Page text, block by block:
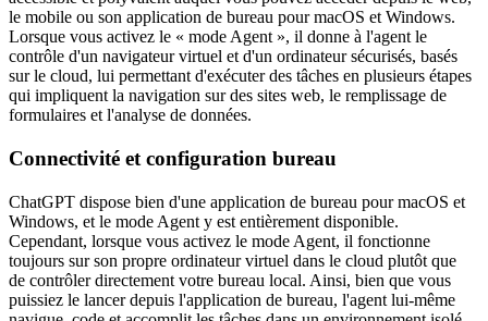
le mobile ou son application de bureau pour macOS et Windows.
Lorsque vous activez le « mode Agent », il donne à l'agent le
contrôle d'un navigateur virtuel et d'un ordinateur sécurisés, basés
sur le cloud, lui permettant d'exécuter des tâches en plusieurs étapes
qui impliquent la navigation sur des sites web, le remplissage de
formulaires et l'analyse de données.
Connectivité et configuration bureau
ChatGPT dispose bien d'une application de bureau pour macOS et
Windows, et le mode Agent y est entièrement disponible.
Cependant, lorsque vous activez le mode Agent, il fonctionne
toujours sur son propre ordinateur virtuel dans le cloud plutôt que
de contrôler directement votre bureau local. Ainsi, bien que vous
puissiez le lancer depuis l'application de bureau, l'agent lui-même